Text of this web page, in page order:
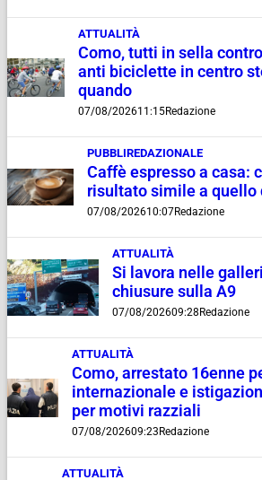
ATTUALITÀ
Como, tutti in sella
anti biciclette in centro
quando
07/08/202611:15Redazione
PUBBLIREDAZIONALE
Caffè espresso a casa:
risultato simile a quello
07/08/202610:07Redazione
ATTUALITÀ
Si lavora nelle
chiusure sulla A9
07/08/202609:28 Redazione
ATTUALITÀ
Como, arrestato 16enne
internazionale e
per motivi razziali
07/08/202609:23 Redazione
ATTUALITÀ